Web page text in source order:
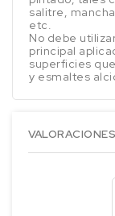
salitre,
etc.
No debe
principal
superficies
y esmaltes
VALORACIONES